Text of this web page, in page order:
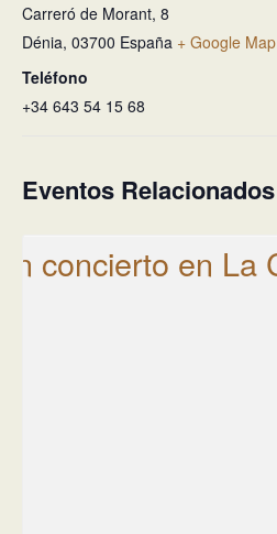
Carreró de Morant, 8
Dénia, 03700 España + Google Map
Teléfono
+34 643 54 15 68
Eventos Relacionados